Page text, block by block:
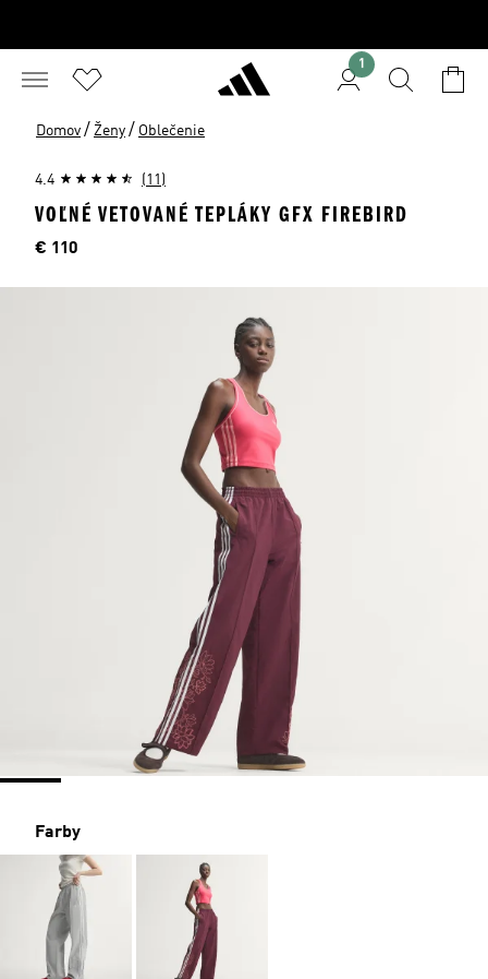
1
Domov / Ženy / Oblečenie
4.4 (11)
VOĽNÉ VETOVANÉ TEPLÁKY GFX FIREBIRD
Cena
€ 110
Farby